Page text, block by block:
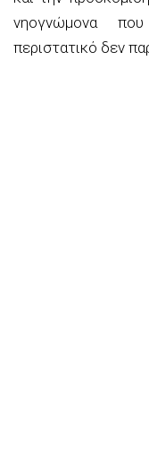
νηογνώμονα
περιστατικό δεν